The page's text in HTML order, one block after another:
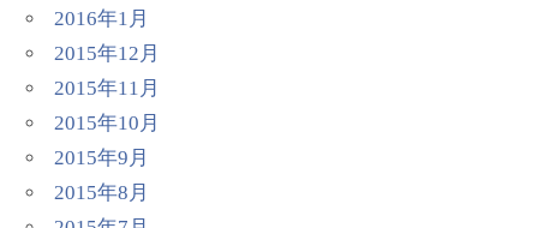
2016年1月
2015年12月
2015年11月
2015年10月
2015年9月
2015年8月